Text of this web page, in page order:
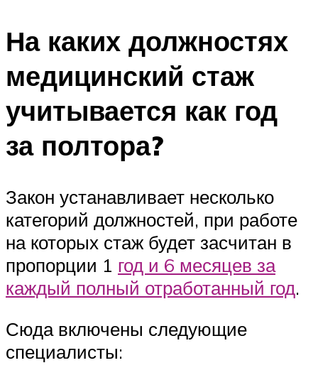
На каких должностях
медицинский стаж
учитывается как год
за полтора?
Закон устанавливает несколько
категорий должностей, при работе
на которых стаж будет засчитан в
пропорции 1 год и 6 месяцев за
каждый полный отработанный год.
Сюда включены следующие
специалисты: